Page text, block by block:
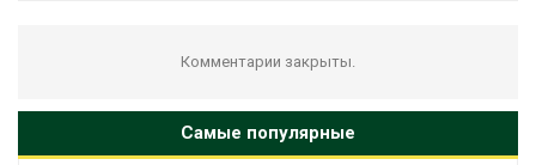
Комментарии закрыты.
Самые популярные